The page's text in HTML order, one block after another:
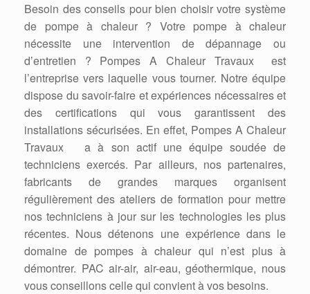
Besoin des conseils pour bien choisir votre système
de pompe à chaleur ? Votre pompe à chaleur
nécessite une intervention de dépannage ou
d’entretien ? Pompes A Chaleur Travaux est
l’entreprise vers laquelle vous tourner. Notre équipe
dispose du savoir-faire et expériences nécessaires et
des certifications qui vous garantissent des
installations sécurisées. En effet, Pompes A Chaleur
Travaux a à son actif une équipe soudée de
techniciens exercés. Par ailleurs, nos partenaires,
fabricants de grandes marques organisent
régulièrement des ateliers de formation pour mettre
nos techniciens à jour sur les technologies les plus
récentes. Nous détenons une expérience dans le
domaine de pompes à chaleur qui n’est plus à
démontrer. PAC air-air, air-eau, géothermique, nous
vous conseillons celle qui convient à vos besoins.